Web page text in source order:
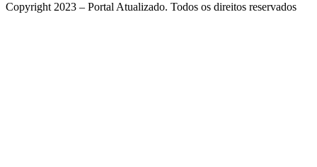
Copyright 2023 – Portal Atualizado. Todos os direitos reservados